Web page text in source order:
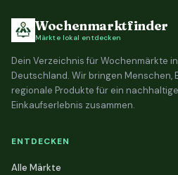
Wochenmarktfinder
Märkte lokal entdecken
Dein Verzeichnis für Wochenmärkte in
Deutschland. Wir bringen Menschen,
regionale Produkte für ein
Einkaufserlebnis zusammen.
ENTDECKEN
Alle Märkte